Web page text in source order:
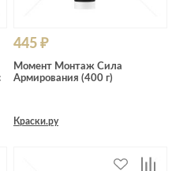
445 ₽
Момент Монтаж Сила
Армирования (400 г)
Краски.ру